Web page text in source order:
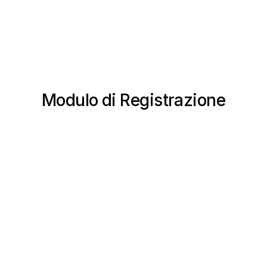
Modulo di Registrazione